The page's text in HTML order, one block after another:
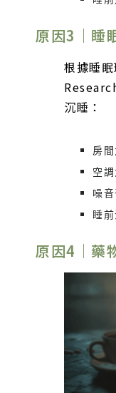
原因3｜睡
根據睡
沉睡：
房
空
噪
睡
原因4｜藥